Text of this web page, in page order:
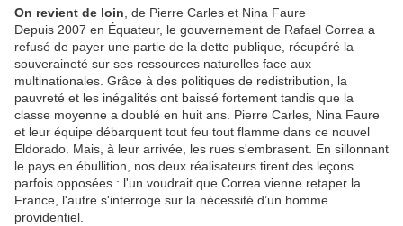
On revient de loin , de Pierre Carles et Nina Faure
Depuis 2007 en Équateur, le gouvernement de Rafael Correa a
refusé de payer une partie de la dette publique, récupéré la
souveraineté sur ses ressources naturelles face aux
multinationales. Grâce à des politiques de redistribution, la
pauvreté et les inégalités ont baissé fortement tandis que la
classe moyenne a doublé en huit ans. Pierre Carles, Nina Faure
et leur équipe débarquent tout feu tout flamme dans ce nouvel
Eldorado. Mais, à leur arrivée, les rues s'embrasent. En sillonnant
le pays en ébullition, nos deux réalisateurs tirent des leçons
parfois opposées : l'un voudrait que Correa vienne retaper la
France, l'autre s'interroge sur la nécessité d’un homme
providentiel.